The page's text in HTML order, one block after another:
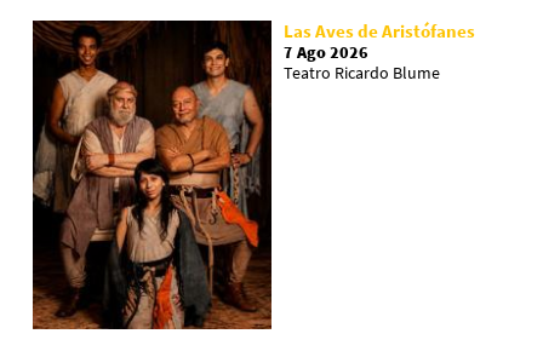
Las Aves de Aristófanes
7 Ago 2026
Teatro Ricardo Blume